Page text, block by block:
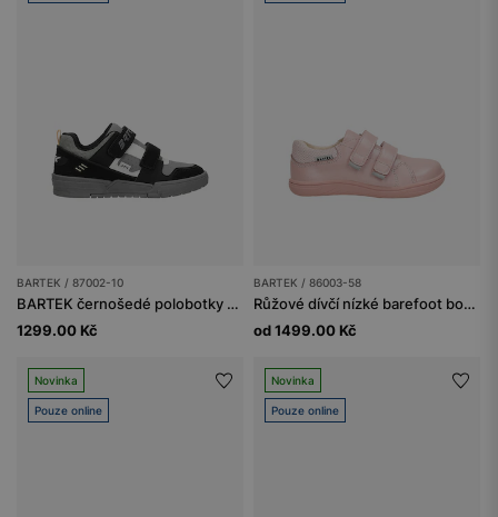
BARTEK / 87002-10
BARTEK černošedé polobotky pro chlapce 87002-10
1299.00 Kč
BARTEK / 86003-58
Růžové dívčí nízké barefoot boty BARTEK 86003-58
od 1499.00 Kč
Novinka
Pouze online
Novinka
Pouze online